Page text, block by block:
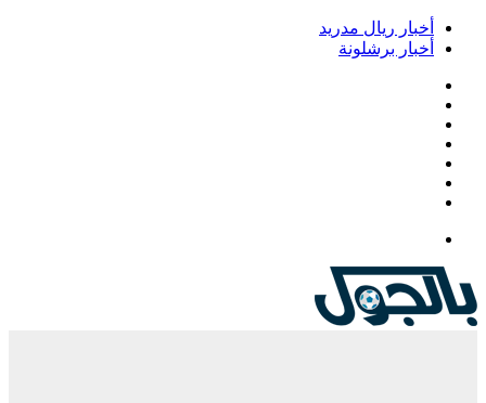
أخبار ريال مدريد
أخبار برشلونة